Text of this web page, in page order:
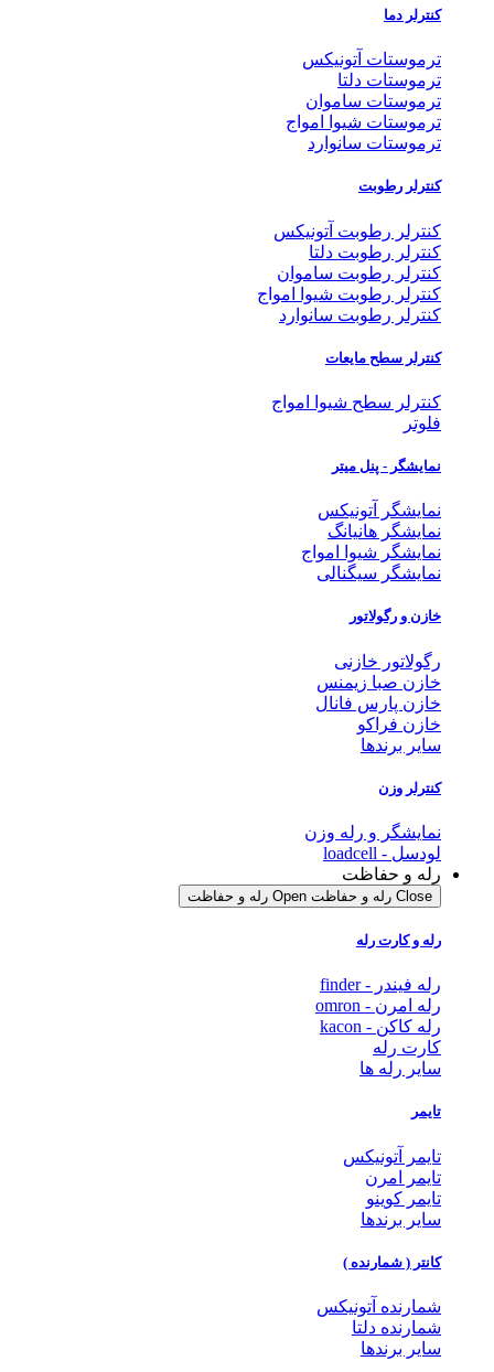
کنترلر دما
ترموستات آتونیکس
ترموستات دلتا
ترموستات ساموان
ترموستات شیوا امواج
ترموستات سانوارد
کنترلر رطوبت
کنترلر رطوبت آتونیکس
کنترلر رطوبت دلتا
کنترلر رطوبت ساموان
کنترلر رطوبت شیوا امواج
کنترلر رطوبت سانوارد
کنترلر سطح مایعات
کنترلر سطح شیوا امواج
فلوتر
نمایشگر - پنل میتر
نمایشگر آتونیکس
نمایشگر هانیانگ
نمایشگر شیوا امواج
نمایشگر سیگنالی
خازن و رگولاتور
رگولاتور خازنی
خازن صبا زیمنس
خازن پارس فانال
خازن فراکو
سایر برندها
کنترلر وزن
نمایشگر و رله وزن
لودسل - loadcell
رله و حفاظت
Close رله و حفاظت Open رله و حفاظت
رله و کارت رله
رله فیندر - finder
رله امرن - omron
رله کاکن - kacon
کارت رله
سایر رله ها
تایمر
تایمر آتونیکس
تایمر امرن
تایمر کوینو
سایر برندها
کانتر ( شمارنده )
شمارنده آتونیکس
شمارنده دلتا
سایر برندها